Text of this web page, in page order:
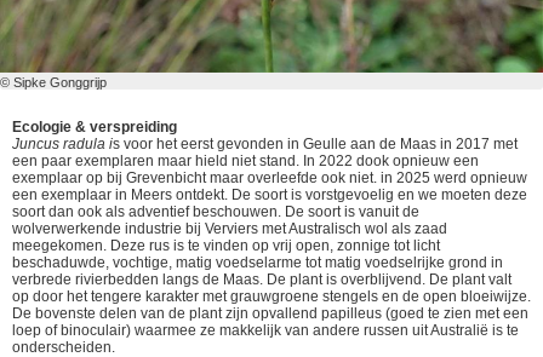
© Sipke Gonggrijp
Ecologie & verspreiding
Juncus radula is voor het eerst gevonden in Geulle aan de Maas in 2017 met
een paar exemplaren maar hield niet stand. In 2022 dook opnieuw een
exemplaar op bij Grevenbicht maar overleefde ook niet. in 2025 werd opnieuw
een exemplaar in Meers ontdekt. De soort is vorstgevoelig en we moeten deze
soort dan ook als adventief beschouwen. De soort is vanuit de
wolverwerkende industrie bij Verviers met Australisch wol als zaad
meegekomen. Deze rus is te vinden op vrij open, zonnige tot licht
beschaduwde, vochtige, matig voedselarme tot matig voedselrijke grond in
verbrede rivierbedden langs de Maas. De plant is overblijvend. De plant valt
op door het tengere karakter met grauwgroene stengels en de open bloeiwijze.
De bovenste delen van de plant zijn opvallend papilleus (goed te zien met een
loep of binoculair) waarmee ze makkelijk van andere russen uit Australië is te
onderscheiden.